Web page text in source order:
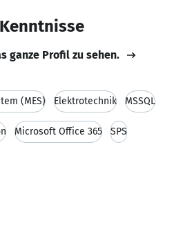
ganze Profil zu sehen.
(MES) Elektrotechnik MSSQL
Microsoft Office 365 SPS